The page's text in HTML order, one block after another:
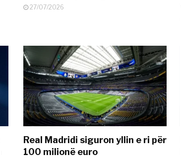
27/07/2026
Real Madridi siguron yllin e ri për
100 milionë euro